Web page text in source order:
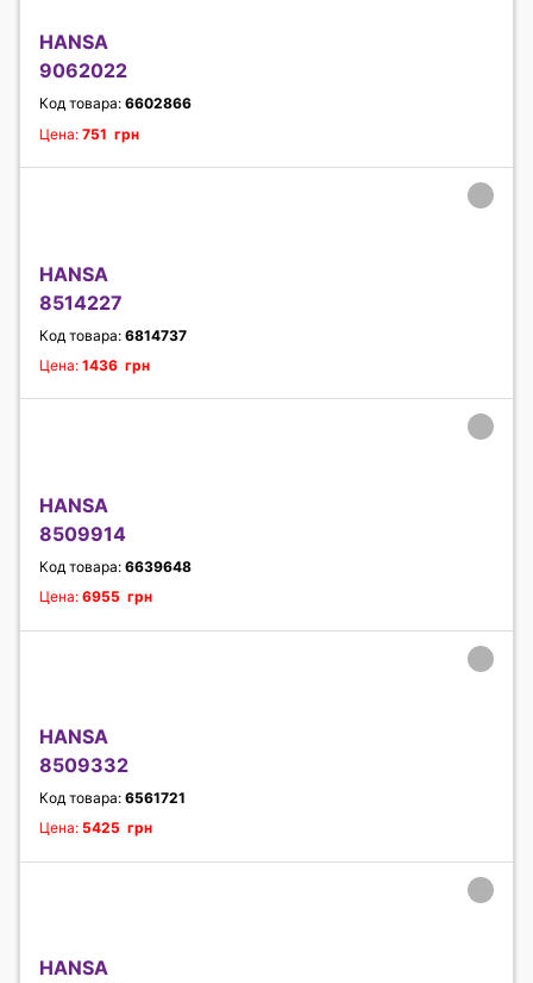
HANSA
9062022
Код товара: 6602866
Цена: 751 грн
HANSA
8514227
Код товара: 6814737
Цена: 1436 грн
HANSA
8509914
Код товара: 6639648
Цена: 6955 грн
HANSA
8509332
Код товара: 6561721
Цена: 5425 грн
HANSA